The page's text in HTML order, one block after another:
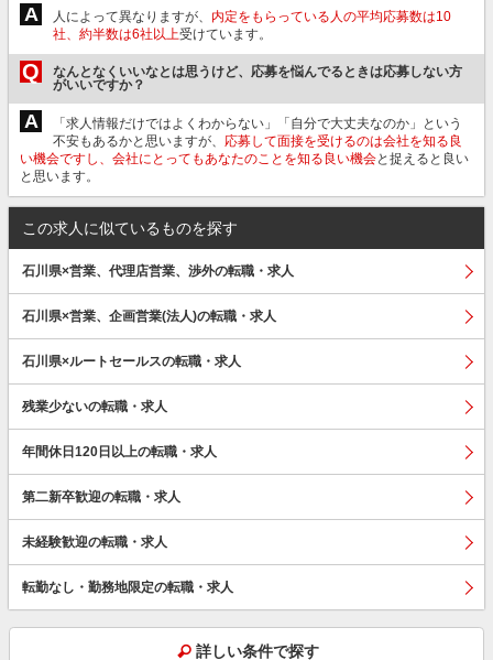
A 人によって異なりますが、 内定をもらっている人の平均応募数は10
社、約半数は6社以上受けています。
Q
なんとなくいいなとは思うけど、応募を悩んでるときは応募しない方
がいいですか？
A
「求人情報だけではよくわからない」「自分で大丈夫なのか」という
不安もあるかと思いますが、 応募して面接を受けるのは会社を知る良
い機会ですし、会社にとってもあなたのことを知る良い機会と捉えると良い
と思います。
この求人に似ているものを探す
石川県×営業、代理店営業、渉外の転職・求人
石川県×営業、企画営業(法人)の転職・求人
石川県×ルートセールスの転職・求人
残業少ないの転職・求人
年間休日120日以上の転職・求人
第二新卒歓迎の転職・求人
未経験歓迎の転職・求人
転勤なし・勤務地限定の転職・求人
詳しい条件で探す